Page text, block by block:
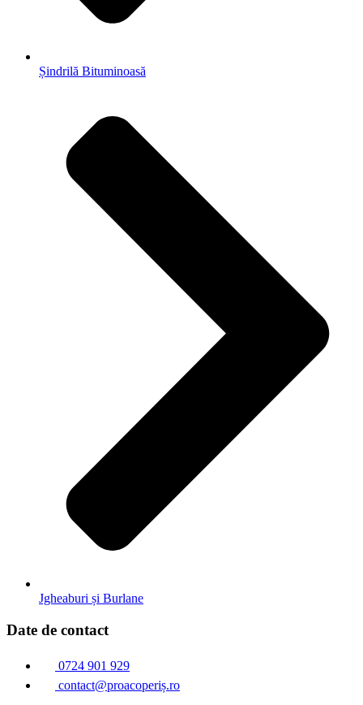
Șindrilă Bituminoasă
Jgheaburi și Burlane
Date de contact
0724 901 929
contact@proacoperiș.ro